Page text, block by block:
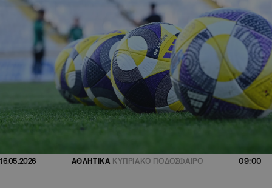
16.05.2026 ΑΘΛΗΤΙΚΑ ΚΥΠΡΙΑΚΟ ΠΟΔΟΣΦΑΙΡΟ 09:00